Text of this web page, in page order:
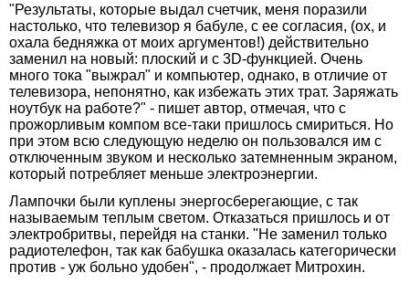
"Результаты, которые выдал счетчик, меня поразили
настолько, что телевизор я бабуле, с ее согласия, (ох, и
охала бедняжка от моих аргументов!) действительно
заменил на новый: плоский и с 3D-функцией. Очень
много тока "выжрал" и компьютер, однако, в отличие от
телевизора, непонятно, как избежать этих трат. Заряжать
ноутбук на работе?" - пишет автор, отмечая, что с
прожорливым компом все-таки пришлось смириться. Но
при этом всю следующую неделю он пользовался им с
отключенным звуком и несколько затемненным экраном,
который потребляет меньше электроэнергии.
Лампочки были куплены энергосберегающие, с так
называемым теплым светом. Отказаться пришлось и от
электробритвы, перейдя на станки. "Не заменил только
радиотелефон, так как бабушка оказалась категорически
против - уж больно удобен", - продолжает Митрохин.